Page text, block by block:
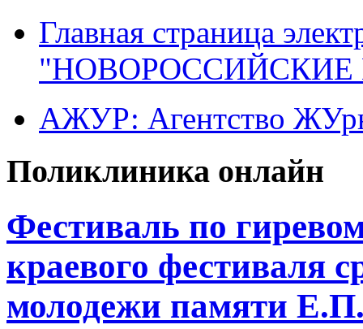
Главная страница
"НОВОРОССИЙСКИЕ
АЖУР: Агентство
Поликлиника онлайн
Фестиваль по
краевого фестиваля
молодежи памяти